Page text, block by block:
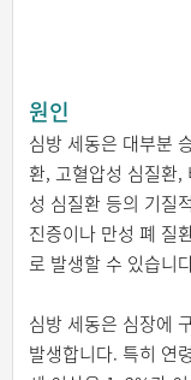
원인
심방 세동은 대부분
환, 고혈압성 심질환,
성 심질환 등의 기질
진증이나 만성 폐 질
로 발생할 수 있습니
심방 세동은 심장에
발생합니다. 특히 연